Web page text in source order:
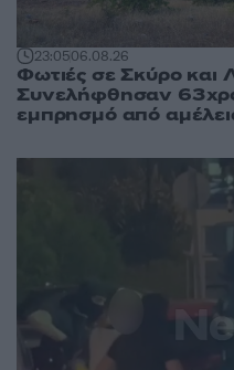
23:0506.08.26
Φωτιές σε Σκύρο και
Συνελήφθησαν
εμπρησμό από